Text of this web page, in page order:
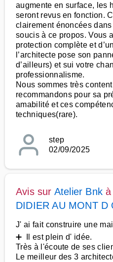
augmente en surface, les
seront revus en fonction.
clairement énoncées
soucis à ce propos. Vous
protection complète et
l’architecte pose son
d’ailleurs) et sui votre
professionnalisme.
Nous sommes très
recommandons pour sa
amabilité et ces
techniques(rare).
step
02/09/2025
Avis sur Atelier Bnk à
DIDIER AU MONT D
J' ai fait construire une
➕ Il est plein d' idée.
Très à l'écoute de ses
Le meilleur des 3